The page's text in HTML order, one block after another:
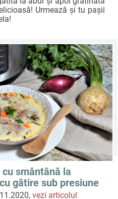
Urmează și tu pașii
smântână la
gătire sub presiune
vezi articolul